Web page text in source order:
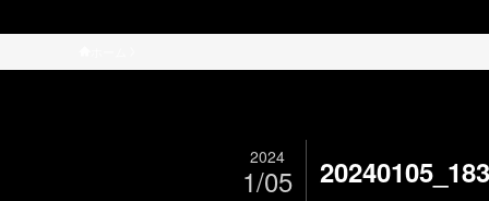
2024
1/05